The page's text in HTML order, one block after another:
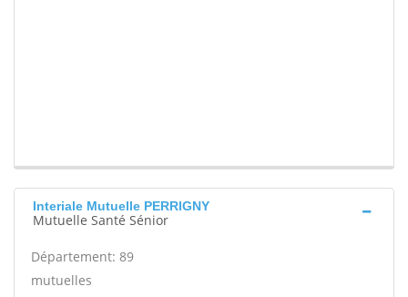
Interiale Mutuelle PERRIGNY
Mutuelle Santé Sénior
Département: 89
mutuelles